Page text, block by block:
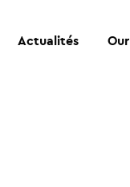
Actualités